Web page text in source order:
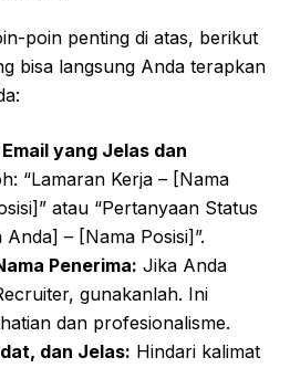
poin penting di atas, berikut
bisa langsung Anda terapkan
yang Jelas dan
“Lamaran Kerja – [Nama
atau “Pertanyaan Status
– [Nama Posisi]”.
Penerima: Jika Anda
gunakanlah. Ini
dan profesionalisme.
dan Jelas: Hindari kalimat